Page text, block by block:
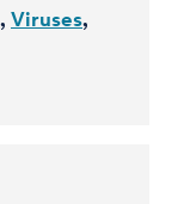
Viruses